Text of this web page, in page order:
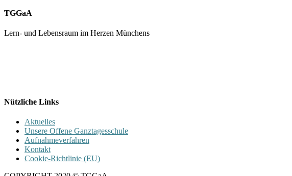
TGGaA
Lern- und Lebensraum im Herzen Münchens
Nützliche Links
Aktuelles
Unsere Offene Ganztagesschule
Aufnahmeverfahren
Kontakt
Cookie-Richtlinie (EU)